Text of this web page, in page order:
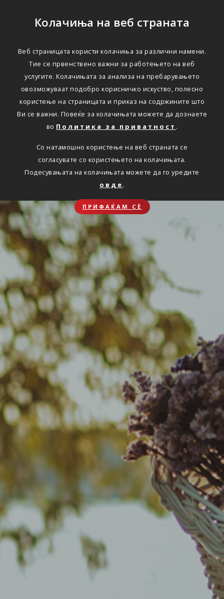
Колачиња на веб страната
Веб страницата користи колачиња за различни намени.
Тие се првенствено важни за работењето на веб
услугите. Колачињата за анализа на пребарувањето
овозможуваат подобро корисничко искуство, полесно
користење на страницата и приказ на содржините што
Ви се важни. Повеќе за колачињата можете да дознаете
во Политика за приватност .
Со натамошно користење на веб страната се
согласувате со користењето на колачињата.
Подесувањата на колачињата можете да го уредите
овде .
ПРИФАЌАМ СЀ